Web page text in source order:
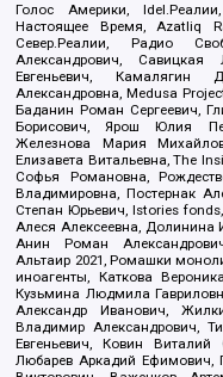
Голос Америки,
Настоящее Время, Azatliq
Север.Реалии, Радио
Александрович,
Евгеньевич, Камалягин
Александровна, Medusa
Баданин Роман Сергеевич,
Борисович, Ярош Юлия
Железнова Мария
Елизавета Витальевна, The
Софья Романовна,
Владимировна, Постернак
Степан Юрьевич, Istories
Алеся Алексеевна,
Анин Роман
Альтаир 2021, Ромашки
иноагенты, Каткова
Кузьмина Людмила
Александр Иванович,
Владимир Александрович,
Евгеньевич, Ковин Виталий
Любарев Аркадий Ефимович,